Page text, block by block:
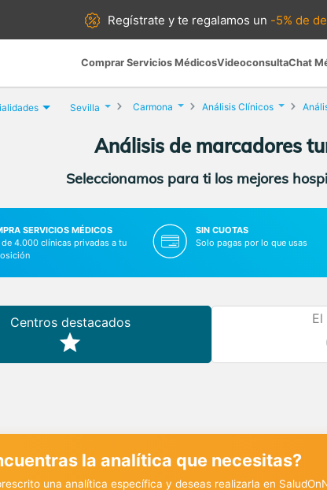
Regístrate yte regalamos un -5% de
Comprar Servicios MédicosVideoconsultaChat
Sevilla Carmona Análisis Clínicos
Análisis de marcadores
Seleccionamos para ti los mejores
SERVICIOS MÉDICOS
de 4.000 clínicas privadas a tu
SIN CUOTAS
Solo pagas por lo que usas
Centros destacados
la analítica que necesitas?
una analítica específica y deseas realizarla en